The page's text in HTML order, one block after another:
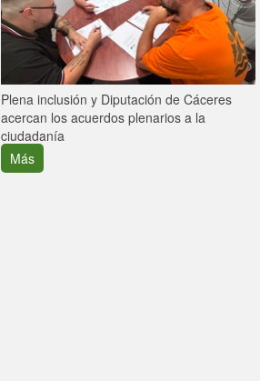
Plena inclusión y Diputación de Cáceres
acercan los acuerdos plenarios a la
ciudadanía
Más